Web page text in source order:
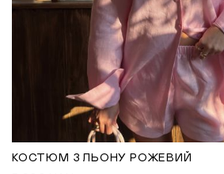
КОСТЮМ З ЛЬОНУ РОЖЕВИЙ